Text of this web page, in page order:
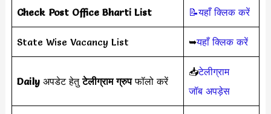
Check Post Office Bharti List 📝यहाँ क्लिक करें
State Wise Vacancy List ➥यहाँ क्लिक करें
Daily अपडेट हेतुटेलीग्राम ग्रुपफॉलो करें
📥टेलीग्राम
जॉब अपड़ेस